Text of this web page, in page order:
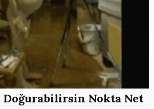
Doğurabilirsin Nokta Net